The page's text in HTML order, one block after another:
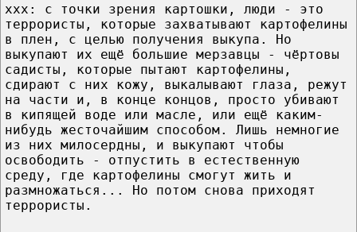
хxх: с точки зрения картошки, люди - это
террористы, которые захватывают картофелины
в плен, с целью получения выкупа. Но
выкупают их ещё большие мерзавцы - чёртовы
садисты, которые пытают картофелины,
сдирают с них кожу, выкалывают глаза, режут
на части и, в конце концов, просто убивают
в кипящей воде или масле, или ещё каким-
нибудь жесточайшим способом. Лишь немногие
из них милосердны, и выкупают чтобы
освободить - отпустить в естественную
среду, где картофелины смогут жить и
размножаться... Но потом снова приходят
террористы.